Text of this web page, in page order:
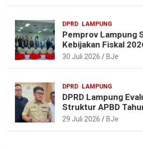
DPRD LAMPUNG
Pemprov Lampung
Kebijakan Fiskal
Realistis dan
30 Juli 2026 BJe
DPRD LAMPUNG
DPRD Lampung
Struktur APBD
29 Juli 2026 BJe